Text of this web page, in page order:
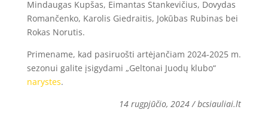
Mindaugas Kupšas, Eimantas Stankevičius, Dovydas
Romančenko, Karolis Giedraitis, Jokūbas Rubinas bei
Rokas Norutis.
Primename, kad pasiruošti artėjančiam 2024-2025 m.
sezonui galite įsigydami „Geltonai Juodų klubo“
narystes.
14 rugpjūčio, 2024 / bcsiauliai.lt